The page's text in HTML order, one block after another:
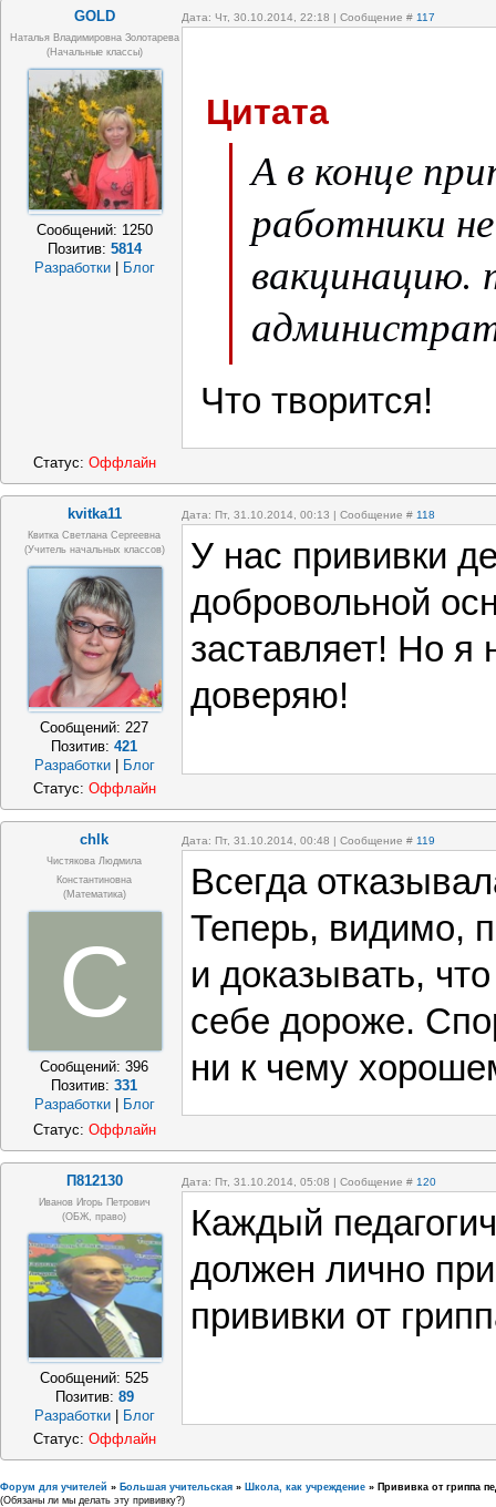
GOLD Дата: Чт, 30.10.2014, 22:18 | Сообщение # 117
Наталья Владимировна Золотарева
(начальные классы)
Сообщений: 1250
Позитив: 5814
Разработки
Блог
Цитата
А в конце
работники
на юр. лицо
штраф.
Что творится!
Статус: Оффлайн
kvitka11 Дата: Пт, 31.10.2014, 00:13 | Сообщение # 118
Квитка Светлана Сергеевна
(Учитель начальных классов)
Сообщений: 227
Позитив:421
Разработки
Блог
У нас прививки
добровольной
заставляет! Но я
доверяю!
Статус: Оффлайн
chlk Дата: Пт, 31.10.2014, 00:48 | Сообщение # 119
Чистякова Людмила
Константиновна
(математика)
C
Сообщений:396
Позитив:331
Разработки
Блог
Всегда
Теперь, видимо,
и доказывать,
себе дороже.
ни к чему
Статус: Оффлайн
П812130 Дата: Пт, 31.10.2014, 05:08 | Сообщение # 120
Иванов Игорь Петрович
(ОБЖ, право)
Сообщений:525
Позитив: 89
Разработки
Блог
Каждый
должен лично
прививки от
Статус: Оффлайн
Форум для учителей » Большая учительская » Школа, как учреждение » Прививка от гриппа
(Обязаны ли мы делать эту прививку?)